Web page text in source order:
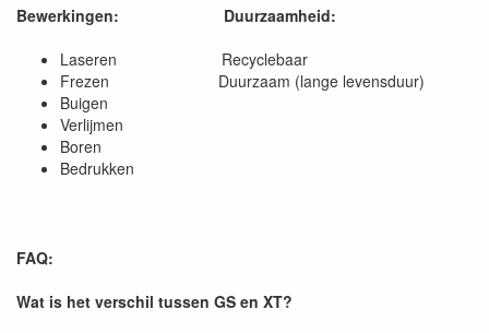
Bewerkingen:
Duurzaamheid:
Laseren Recyclebaar
Frezen Duurzaam (lange levensduur)
Buigen
Verlijmen
Boren
Bedrukken
FAQ:
Wat is het verschil tussen GS en XT?